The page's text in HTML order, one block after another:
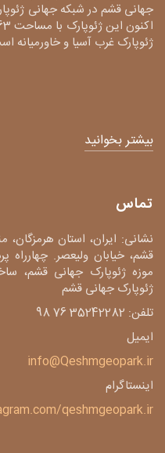
جهانی قشم در شبکه جهانی
ژئوپارک غرب آسیا و خاورمیانه
بیشتر بخوانید
تماس
نشانی: ایران، استان هرمزگان،
قشم، خیابان ولیعصر.
موزه ژئوپارک جهانی قشم،
ژئوپارک جهانی قشم
تلفن: 35242282 76 98
ایمیل
info@Qeshmgeopark.ir
اینستاگرام
qeshmgeopark.ir/